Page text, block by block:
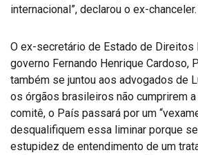
internacional”, declarou o ex-chanceler.
O ex-secretário de Estado de Direitos
governo Fernando Henrique Cardoso,
também se juntou aos advogados de
os órgãos brasileiros não cumprirem
comitê, o País passará por um
desqualifiquem essa liminar porque
estupidez de entendimento de um